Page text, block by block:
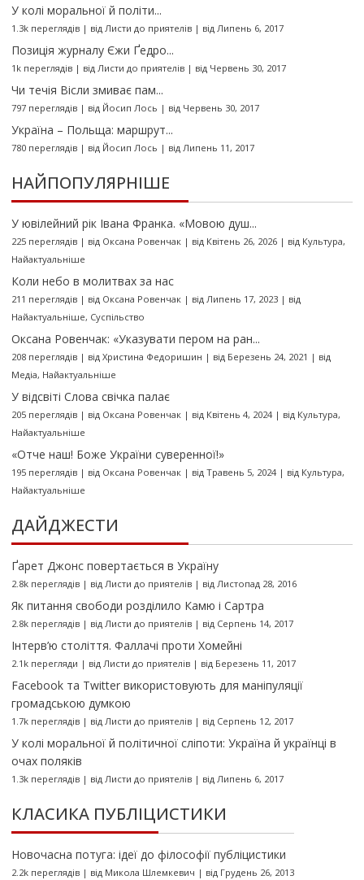
Я
З
А
П
И
С
І
В
У колі моральної й політи...
1.3k переглядів| від Листи до приятелів| від Липень 6, 2017
Позиція журналу Єжи Ґедро...
1k переглядів| від Листи до приятелів| від Червень 30, 2017
Чи течія Вісли змиває пам...
797 переглядів| від Йосип Лось | від Червень 30, 2017
Україна – Польща: маршрут...
780 переглядів| від Йосип Лось | від Липень 11, 2017
НАЙПОПУЛЯРНІШЕ
У ювілейний рік Івана Франка. «Мовою душ...
225 переглядів| від Оксана Ровенчак| від Квітень 26, 2026| від Культура,
Найактуальніше
Коли небо в молитвах за нас
211 переглядів| від Оксана Ровенчак| від Липень 17, 2023| від
Найактуальніше, Суспільство
Оксана Ровенчак: «Указувати пером на ран...
208 переглядів| від Христина Федоришин | від Березень 24, 2021 | від
Медіа, Найактуальніше
У відсвіті Слова свічка палає
205 переглядів| від Оксана Ровенчак| від Квітень 4, 2024| від Культура,
Найактуальніше
«Отче наш! Боже України суверенної!»
195 переглядів| від Оксана Ровенчак| від Травень 5, 2024| від Культура,
Найактуальніше
ДАЙДЖЕСТИ
Ґарет Джонс повертається в Україну
2.8k переглядів| від Листи до приятелів| від Листопад 28, 2016
Як питання свободи розділило Камю і Сартра
2.8k переглядів| від Листи до приятелів| від Серпень 14, 2017
Інтерв’ю століття. Фаллачі проти Хомейні
2.1k перегляди | від Листи до приятелів| від Березень 11, 2017
Facebook та Twitter використовують для маніпуляції
громадською думкою
1.7k переглядів| від Листи до приятелів| від Серпень 12, 2017
У колі моральної й політичної сліпоти: Україна й українці в
очах поляків
1.3k переглядів| від Листи до приятелів| від Липень 6, 2017
КЛАСИКА ПУБЛІЦИСТИКИ
Новочасна потуга: ідеї до філософії публіцистики
2.2k переглядів| від Микола Шлемкевич | від Грудень 26, 2013